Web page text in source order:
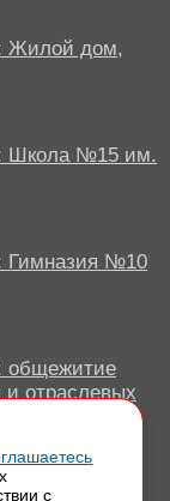
Жилой дом,
Школа №15 им.
Гимназия №10
общежитие
и отраслевых
с